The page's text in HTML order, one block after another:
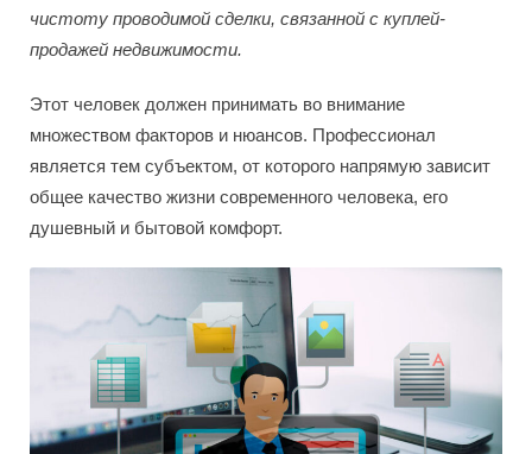
чистоту проводимой сделки, связанной с куплей-
продажей недвижимости.
Этот человек должен принимать во внимание
множеством факторов и нюансов. Профессионал
является тем субъектом, от которого напрямую зависит
общее качество жизни современного человека, его
душевный и бытовой комфорт.